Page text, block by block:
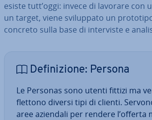
esiste tutt’oggi: invece di lavorare con
un target, viene svi­lup­pa­to un
concreto sulla base di in­ter­vi­ste e
De­fi­ni­zio­ne: Persona
Le Personas sono utenti fittizi ma
flet­to­no diversi tipi di clienti.
aree aziendali per rendere l’offerta